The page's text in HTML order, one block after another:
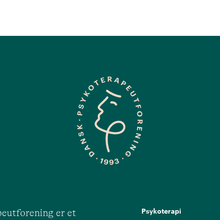
er et Psykoterapi